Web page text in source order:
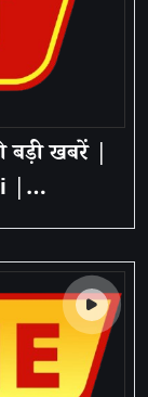
बड़ी खबरें |
|